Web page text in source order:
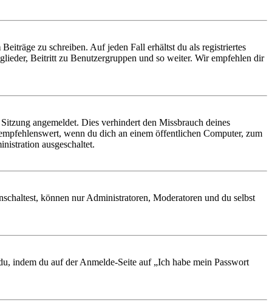
zu schreiben. Auf jeden Fall erhältst du als registriertes
Beitritt zu Benutzergruppen und so weiter. Wir empfehlen dir
angemeldet. Dies verhindert den Missbrauch deines
wenn du dich an einem öffentlichen Computer, zum
ausgeschaltet.
können nur Administratoren, Moderatoren und du selbst
indem du auf der Anmelde-Seite auf „Ich habe mein Passwort